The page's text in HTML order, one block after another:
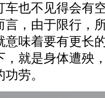
车也不见得会有
言，由于限行，
意味着要有更长
，就是身体遭殃
劳。